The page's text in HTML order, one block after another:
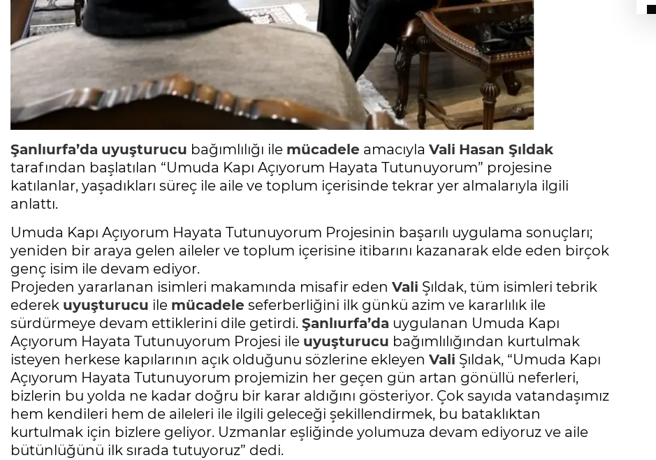
Şanlıurfa’da uyuşturucu bağımlılığı ile mücadele amacıyla Vali Hasan Şıldak
tarafından başlatılan “Umuda Kapı Açıyorum Hayata Tutunuyorum” projesine
katılanlar, yaşadıkları süreç ile aile ve toplum içerisinde tekrar yer almalarıyla ilgili
anlattı.
Umuda Kapı Açıyorum Hayata Tutunuyorum Projesinin başarılı uygulama sonuçları;
yeniden bir araya gelen aileler ve toplum içerisine itibarını kazanarak elde eden birçok
genç isim ile devam ediyor.
Projeden yararlanan isimleri makamında misafir eden Vali Şıldak, tüm isimleri tebrik
ederek uyuşturucu ile mücadele seferberliğini ilk günkü azim ve kararlılık ile
sürdürmeye devam ettiklerini dile getirdi. Şanlıurfa’da uygulanan Umuda Kapı
Açıyorum Hayata Tutunuyorum Projesi ile uyuşturucu bağımlılığından kurtulmak
isteyen herkese kapılarının açık olduğunu sözlerine ekleyen Vali Şıldak, “Umuda Kapı
Açıyorum Hayata Tutunuyorum projemizin her geçen gün artan gönüllü neferleri,
bizlerin bu yolda ne kadar doğru bir karar aldığını gösteriyor. Çok sayıda vatandaşımız
hem kendileri hem de aileleri ile ilgili geleceği şekillendirmek, bu bataklıktan
kurtulmak için bizlere geliyor. Uzmanlar eşliğinde yolumuza devam ediyoruz ve aile
bütünlüğünü ilk sırada tutuyoruz” dedi.